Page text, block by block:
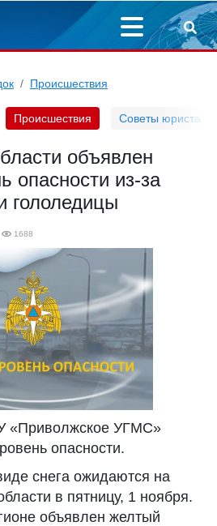
Происшествия
Происшествия Советы юриста
объявлен
опасности из-за
гололедицы
1688
«Приволжское УГМС»
опасности.
снега ожидаются на
в пятницу, 1 ноября.
объявлен желтый